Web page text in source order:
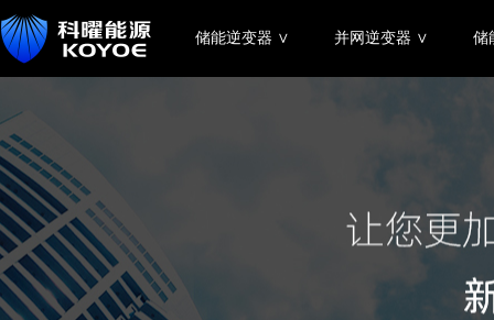
储能逆变器 ∨ 并网逆变器 ∨ 储